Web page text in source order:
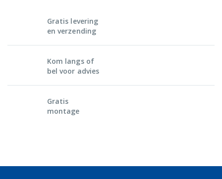
Gratis levering
en verzending
Kom langs of
bel voor advies
Gratis
montage